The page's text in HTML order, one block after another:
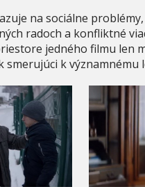
na sociálne
radoch a konfliktné
jedného filmu len
smerujúci k významnému